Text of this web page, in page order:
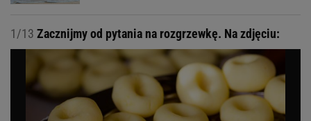
1/13 Zacznijmy od pytania na rozgrzewkę. Na zdjęciu: